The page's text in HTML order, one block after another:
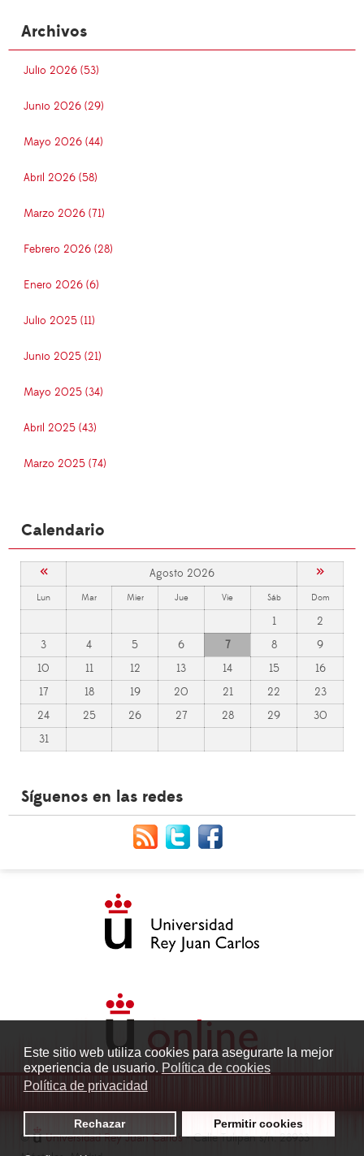
Este sitio web utiliza cookies para asegurarte la mejor
experiencia de usuario. Política de cookies
Política de privacidad
Rechazar Permitir cookies
Archivos
Julio 2026 (53)
Junio 2026 (29)
Mayo 2026 (44)
Abril 2026 (58)
Marzo 2026 (71)
Febrero 2026 (28)
Enero 2026 (6)
Julio 2025 (11)
Junio 2025 (21)
Mayo 2025 (34)
Abril 2025 (43)
Marzo 2025 (74)
Calendario
« Agosto 2026 »
Lun Mar Mier Jue Vie Sáb Dom
1
2
3
4 5 6 7 8
9
10
11 12 13 14 15
16
17
18 19 20 21 22
23
24
25 26 27 28 29
30
31
Síguenos en las redes
© Universidad Rey Juan Carlos- Calle Tulipán s/n. 28933